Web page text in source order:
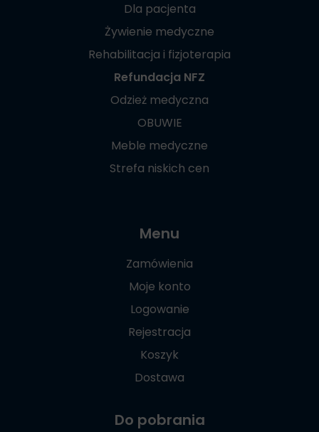
Dla pacjenta
Żywienie medyczne
Rehabilitacja i fizjoterapia
Refundacja NFZ
Odzież medyczna
OBUWIE
Meble medyczne
Strefa niskich cen
Menu
Zamówienia
Moje konto
Logowanie
Rejestracja
Koszyk
Dostawa
Do pobrania